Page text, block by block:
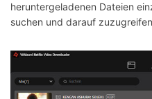
heruntergeladenen Dateien
suchen und darauf